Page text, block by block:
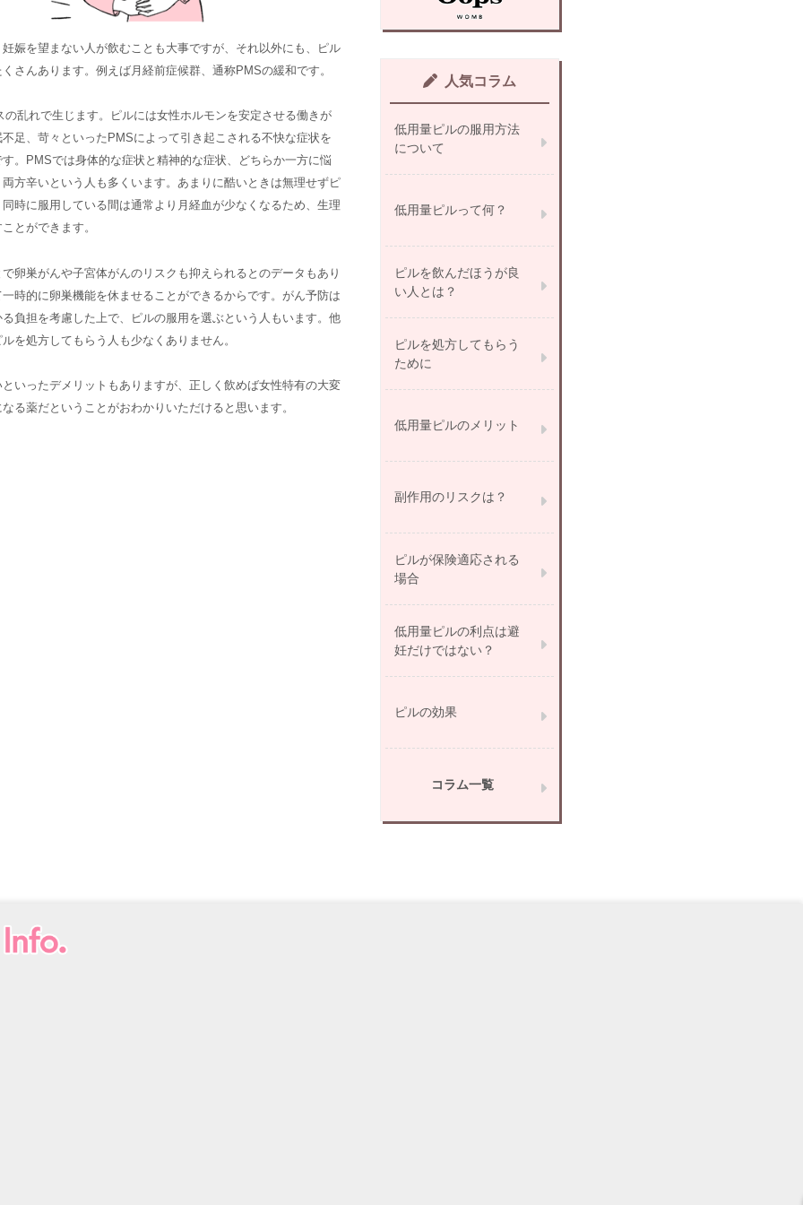
娠を望まない人が飲むことも大事ですが、それ以外にも、ピル
さんあります。例えば月経前症候群、通称PMSの緩和です。
の乱れで生じます。ピルには女性ホルモンを安定させる働きが
足、苛々といったPMSによって引き起こされる不快な症状を
。PMSでは身体的な症状と精神的な症状、どちらか一方に悩
方辛いという人も多くいます。あまりに酷いときは無理せずピ
時に服用している間は通常より月経血が少なくなるため、生理
ことができます。
卵巣がんや子宮体がんのリスクも抑えられるとのデータもあり
時的に卵巣機能を休ませることができるからです。がん予防は
負担を考慮した上で、ピルの服用を選ぶという人もいます。他
を処方してもらう人も少なくありません。
いったデメリットもありますが、正しく飲めば女性特有の大変
る薬だということがおわかりいただけると思います。
人気コラム
低用量ピルの服用方法
について
低用量ピルって何？
ピルを飲んだほうが良
い人とは？
ピルを処方してもらう
ために
低用量ピルのメリット
副作用のリスクは？
ピルが保険適応される
場合
低用量ピルの利点は避
妊だけではない？
ピルの効果
コラム一覧